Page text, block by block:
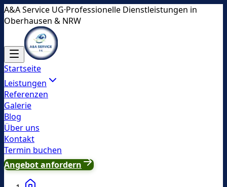
A&A Service UG·Professionelle Dienstleistungen in
Oberhausen & NRW
Startseite
Leistungen
Referenzen
Galerie
Blog
Über uns
Kontakt
Termin buchen
Angebot anfordern